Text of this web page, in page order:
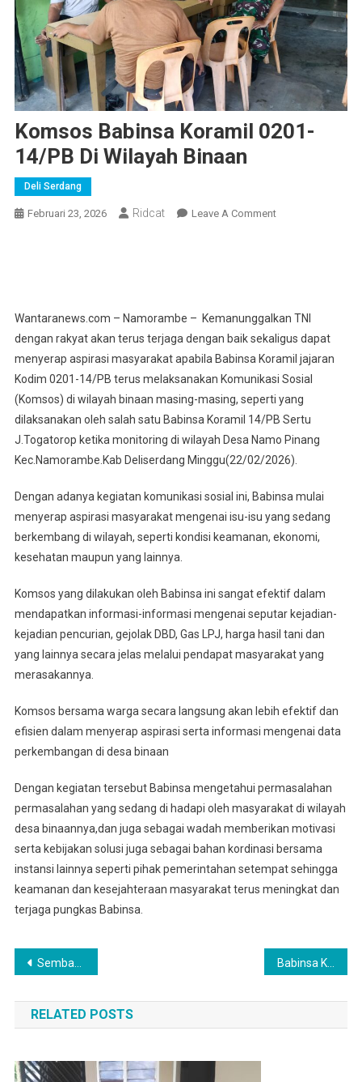
Komsos Babinsa Koramil 0201-
14/PB Di Wilayah Binaan
Deli Serdang
Februari 23, 2026 Ridcat Leave A CommentOn
Di
Wilayah
Binaan
Wantaranews.com – Namorambe – Kemanunggalkan TNI
dengan rakyat akan terus terjaga dengan baik sekaligus dapat
menyerap aspirasi masyarakat apabila Babinsa Koramil jajaran
Kodim 0201-14/PB terus melaksanakan Komunikasi Sosial
(Komsos) di wilayah binaan masing-masing, seperti yang
dilaksanakan oleh salah satu Babinsa Koramil 14/PB Sertu
J.Togatorop ketika monitoring di wilayah Desa Namo Pinang
Kec.Namorambe.Kab Deliserdang Minggu(22/02/2026).
Dengan adanya kegiatan komunikasi sosial ini, Babinsa mulai
menyerap aspirasi masyarakat mengenai isu-isu yang sedang
berkembang di wilayah, seperti kondisi keamanan, ekonomi,
kesehatan maupun yang lainnya.
Komsos yang dilakukan oleh Babinsa ini sangat efektif dalam
mendapatkan informasi-informasi mengenai seputar kejadian-
kejadian pencurian, gejolak DBD, Gas LPJ, harga hasil tani dan
yang lainnya secara jelas melalui pendapat masyarakat yang
merasakannya.
Komsos bersama warga secara langsung akan lebih efektif dan
efisien dalam menyerap aspirasi serta informasi mengenai data
perkembangan di desa binaan
Dengan kegiatan tersebut Babinsa mengetahui permasalahan
permasalahan yang sedang di hadapi oleh masyarakat di wilayah
desa binaannya,dan juga sebagai wadah memberikan motivasi
serta kebijakan solusi juga sebagai bahan kordinasi bersama
instansi lainnya seperti pihak pemerintahan setempat sehingga
keamanan dan kesejahteraan masyarakat terus meningkat dan
terjaga pungkas Babinsa.
Navigasi
pos
Sembari Melaksanakan Puasa, Babinsa Duduk Bareng Nyantai Dengan Warga Sambil Mengobrol Babinsa Koramil 0201-16/TM Hadiri Musdes Khusus Penetapan Penerima BLT TA 2026 Desa Dagang Kerawan
RELATED POSTS